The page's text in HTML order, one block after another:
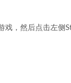
戏，然后点击左侧